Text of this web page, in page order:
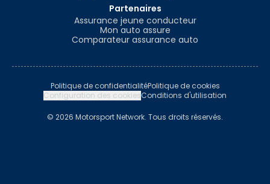
Partenaires
Assurance jeune conducteur
Mon auto assure
Comparateur assurance auto
Politique de confidentialitéPolitique de cookies
Configuration des cookiesConditions d'utilisation
© 2026 Motorsport Network. Tous droits réservés.